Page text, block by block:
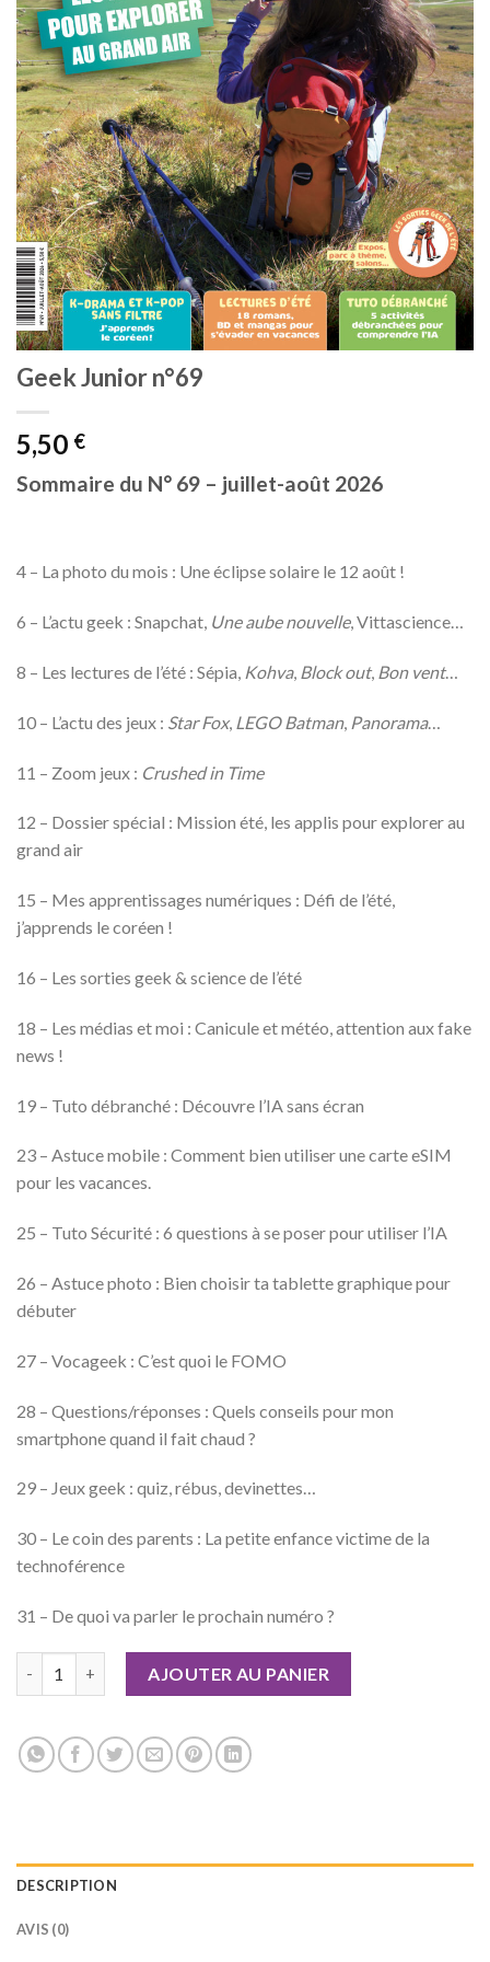
Geek Junior n°69
5,50 €
Sommaire du N° 69 – juillet-août 2026
4 – La photo du mois : Une éclipse solaire le 12 août !
6 – L’actu geek : Snapchat, Une aube nouvelle, Vittascience…
8 – Les lectures de l’été : Sépia, Kohva, Block out, Bon vent…
10 – L’actu des jeux : Star Fox, LEGO Batman, Panorama…
11 – Zoom jeux : Crushed in Time
12 – Dossier spécial : Mission été, les applis pour explorer au
grand air
15 – Mes apprentissages numériques : Défi de l’été,
j’apprends le coréen !
16 – Les sorties geek & science de l’été
18 – Les médias et moi : Canicule et météo, attention aux fake
news !
19 – Tuto débranché : Découvre l’IA sans écran
23 – Astuce mobile : Comment bien utiliser une carte eSIM
pour les vacances.
25 – Tuto Sécurité : 6 questions à se poser pour utiliser l’IA
26 – Astuce photo : Bien choisir ta tablette graphique pour
débuter
27 – Vocageek : C’est quoi le FOMO
28 – Questions/réponses : Quels conseils pour mon
smartphone quand il fait chaud ?
29 – Jeux geek : quiz, rébus, devinettes…
30 – Le coin des parents : La petite enfance victime de la
technoférence
31 – De quoi va parler le prochain numéro ?
AJOUTER AU PANIER
DESCRIPTION
AVIS (0)